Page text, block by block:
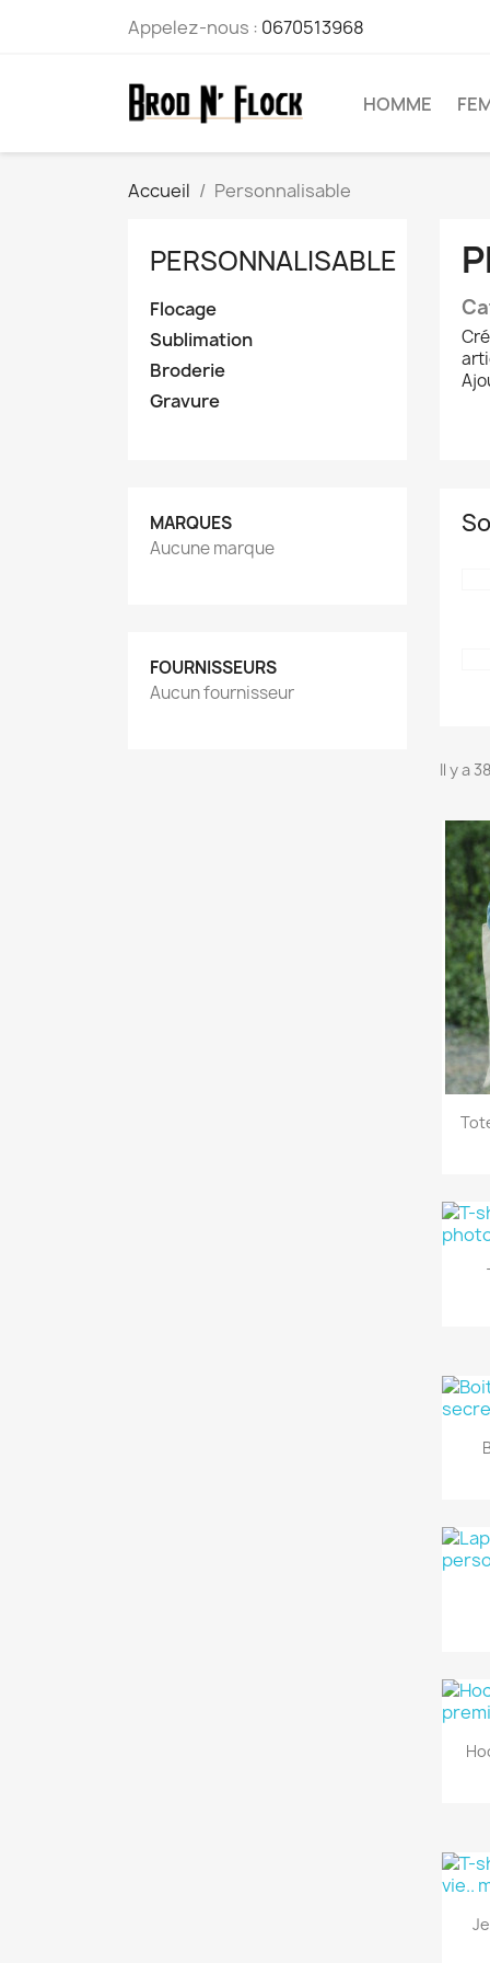
Appelez-nous : 0670513968
HOMME
Accueil Personnalisable
PERSONNALISABLE
Flocage
Sublimation
Broderie
Gravure
MARQUES
Aucune marque
FOURNISSEURS
Aucun fournisseur
Il y a